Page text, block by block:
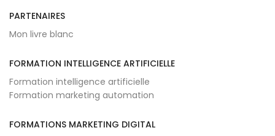
PARTENAIRES
Mon livre blanc
FORMATION INTELLIGENCE ARTIFICIELLE
Formation intelligence artificielle
Formation marketing automation
FORMATIONS MARKETING DIGITAL